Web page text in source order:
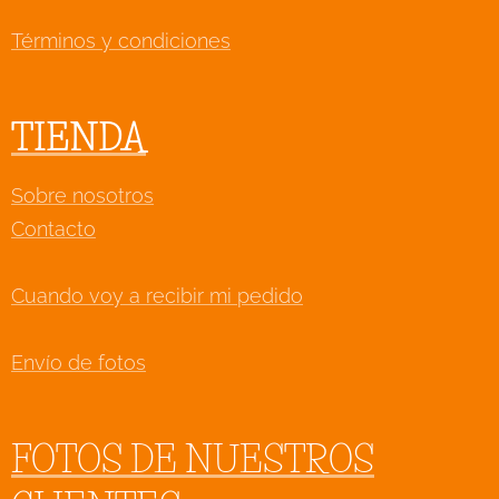
Términos y condiciones
TIENDA
Sobre nosotros
Contacto
Cuando voy a recibir mi pedido
Envío de fotos
FOTOS DE NUESTROS